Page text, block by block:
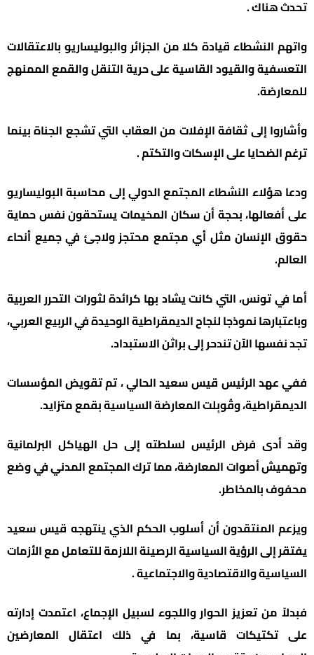
تحدث هناك .
واتهم النشطاء قيادة كلا من الجزائر والبوليساريو بالاعتقالات
التعسفية والقيود القاسية على حرية التنقل والقمع الممنهج
للمعارضة.
وأشاروا إلى ثقافة الإفلات من العقاب التي تشجع الجناة بينما
ترغم الضحايا على الإسكات والتكتم .
ودعا هؤلاء النشطاء المجتمع الدولي إلى محاسبة البوليساريو
على أفعالها، بحجة أن سكان المخيمات يستحقون نفس حماية
حقوق الإنسان مثل أي مجتمع محتجز ولاجئ في جميع أنحاء
العالم.
أما في تونس، التي كانت يشاد بها كرائدة لثورات التحرر العربية
وباعتبارها نموذجا لنجاح الديمقراطية الوحيدة في الربيع العربي،
تجد نفسها الآن تندحر إلى براثن الاستبداد.
ففي عهد الرئيس قيس سعيد الحالي ، تم تقويض المؤسسات
الديمقراطية، وقُوبِلت المعارضة السياسية بقمع متزايد.
وقد أدى فرض الرئيس لسلطته إلى حل الهياكل البرلمانية
وتهميش أصوات المعارضة، مما ترك المجتمع المدني في وضع
محفوف بالمخاطر.
ويزعم المنتقدون أن أسلوب الحكم الذي ينتهجه قيس سعيد
يفتقر إلى الرؤية السياسية الرصينة اللازمة للتعامل مع الأزمات
السياسية والاقتصادية والاجتماعية .
فبدلاً من تعزيز الحوار واللجوء لسبيل الإجماع، اعتمدت إدارته
على تكتيكات قاسية، بما في ذلك اعتقال المعارضين